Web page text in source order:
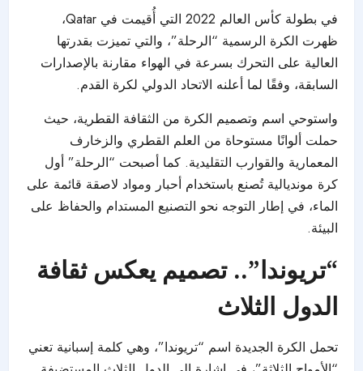
في بطولة كأس العالم 2022 التي أُقيمت في Qatar،
ظهرت الكرة الرسمية “الرحلة”، والتي تميزت بقدرتها
العالية على التحرك بسرعة في الهواء مقارنة بالإصدارات
السابقة، وفقًا لما أعلنه الاتحاد الدولي لكرة القدم.
واستوحي اسم وتصميم الكرة من الثقافة القطرية، حيث
حملت ألوانًا مستوحاة من العلم القطري والزخارف
المعمارية والقوارب التقليدية. كما أصبحت “الرحلة” أول
كرة مونديالية تُصنع باستخدام أحبار ومواد لاصقة قائمة على
الماء، في إطار التوجه نحو التصنيع المستدام والحفاظ على
البيئة.
“تريوندا”.. تصميم يعكس ثقافة
الدول الثلاث
تحمل الكرة الجديدة اسم “تريوندا”، وهي كلمة إسبانية تعني